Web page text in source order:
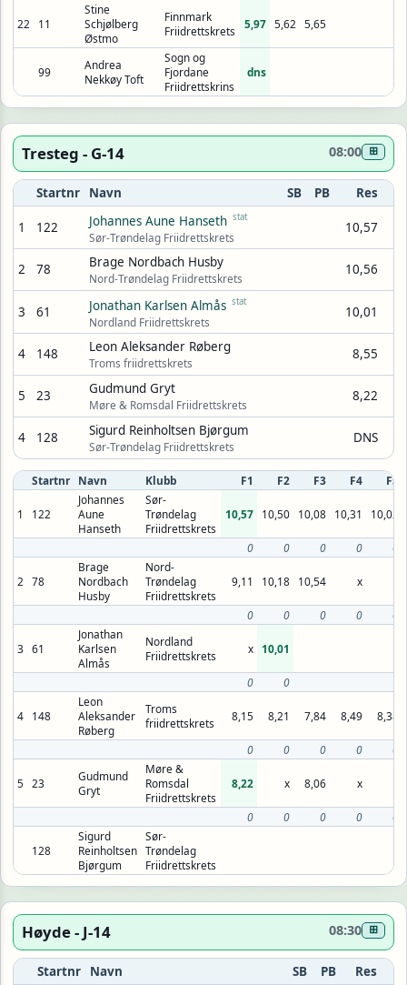
22 11
Stine
Schjølberg
Østmo
Finnmark
Friidrettskrets
5,97 5,62 5,65
99
Andrea
Nekkøy Toft
Sogn og
Fjordane
Friidrettskrins
dns
Tresteg - G-14 08:00 ⊞
Startnr Navn SB PB Res
1 122 Johannes Aune Hanseth stat
Sør-Trøndelag Friidrettskrets
10,57
2 78 Brage Nordbach Husby
Nord-Trøndelag Friidrettskrets
10,56
3 61 Jonathan Karlsen Almås stat
Nordland Friidrettskrets
10,01
4 148 Leon Aleksander Røberg
Troms friidrettskrets
8,55
5 23 Gudmund Gryt
Møre & Romsdal Friidrettskrets
8,22
4 128 Sigurd Reinholtsen Bjørgum
Sør-Trøndelag Friidrettskrets
DNS
Startnr Navn Klubb F1 F2 F3 F4 F5
1 122
Johannes
Aune
Hanseth
Sør-
Trøndelag
Friidrettskrets
10,57 10,50 10,08 10,31 10,02
0 0 0 0 0
2 78
Brage
Nordbach
Husby
Nord-
Trøndelag
Friidrettskrets
9,11 10,18 10,54 x
0 0 0 0 0
3 61
Jonathan
Karlsen
Almås
Nordland
Friidrettskrets
x 10,01
0 0
4 148
Leon
Aleksander
Røberg
Troms
friidrettskrets
8,15 8,21 7,84 8,49 8,38
0 0 0 0 0
5 23
Gudmund
Gryt
Møre &
Romsdal
Friidrettskrets
8,22 x 8,06 x
0 0 0 0 0
128
Sigurd
Reinholtsen
Bjørgum
Sør-
Trøndelag
Friidrettskrets
Høyde - J-14 08:30 ⊞
Startnr Navn SB PB Res